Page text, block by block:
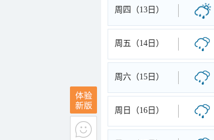
周四（13日）
周五（14日）
周六（15日）
周日（16日）